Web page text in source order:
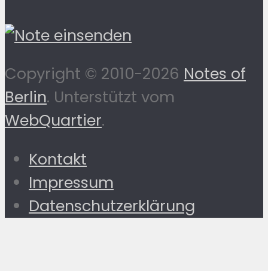
Copyright © 2010-2026 Notes of
Berlin. Unterstützt vom
WebQuartier.
Kontakt
Impressum
Datenschutzerklärung